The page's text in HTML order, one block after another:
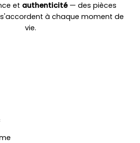
et authenticité— des pièces
à chaque moment de
vie.